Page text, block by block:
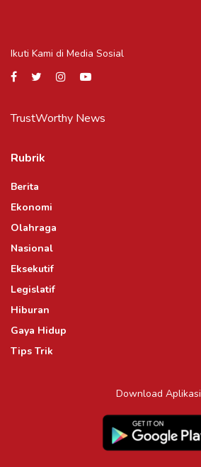
Ikuti Kami di Media Sosial
TrustWorthy News
Rubrik
Berita
Ekonomi
Olahraga
Nasional
Eksekutif
Legislatif
Hiburan
Gaya Hidup
Tips Trik
Download Aplikasi